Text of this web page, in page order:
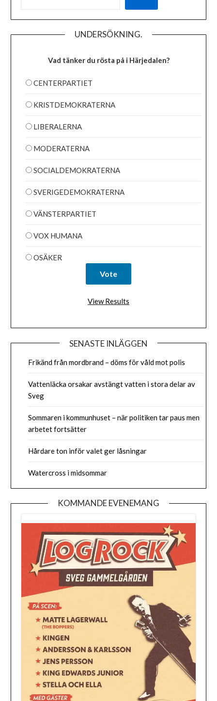
UNDERSÖKNING.
Vad tänker du rösta på i Härjedalen?
CENTERPARTIET
KRISTDEMOKRATERNA
LIBERALERNA
MODERATERNA
SOCIALDEMOKRATERNA
SVERIGEDEMOKRATERNA
VÄNSTERPARTIET
VOX HUMANA
OSÄKER
View Results
SENASTE INLÄGGEN
Frikänd från mordbrand – döms för våld mot polis
Vattenläcka orsakar avstängt vatten i stora delar av
Sveg
Sommaren i kommunhuset – när politiken tar paus men
arbetet fortsätter
Hårdare ton inför valet ger låsningar
Watercross i midsommar
KOMMANDE EVENEMANG